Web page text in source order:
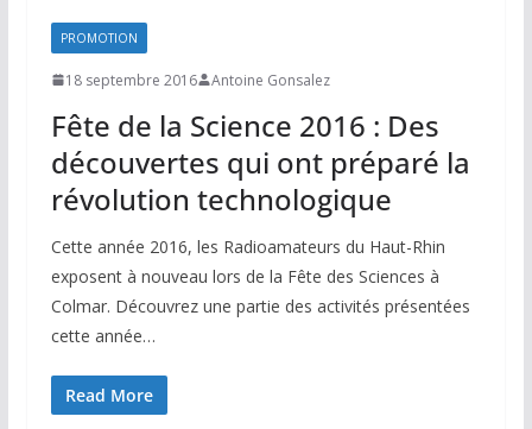
PROMOTION
18 septembre 2016 Antoine Gonsalez
Fête de la Science 2016 : Des
découvertes qui ont préparé la
révolution technologique
Cette année 2016, les Radioamateurs du Haut-Rhin
exposent à nouveau lors de la Fête des Sciences à
Colmar. Découvrez une partie des activités présentées
cette année…
Read More